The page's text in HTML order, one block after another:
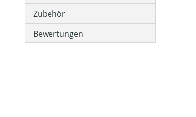
Zubehör
Bewertungen